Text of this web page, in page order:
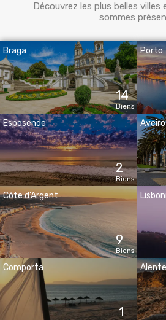
Découvrez les plus belles
sommes
Braga
14
Biens
Porto
Esposende
2
Biens
Aveiro
Côte d'Argent
9
Biens
Comporta
1